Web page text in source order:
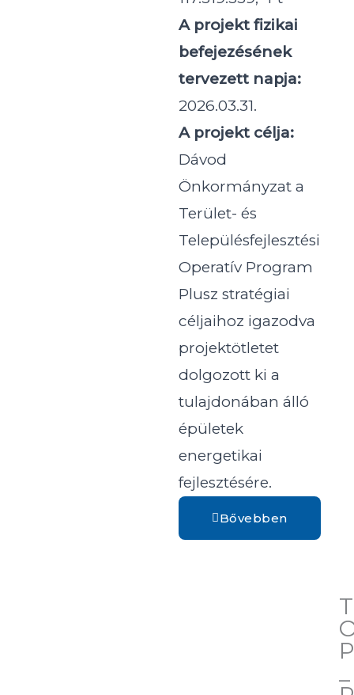
A projekt fizikai
befejezésének
tervezett napja:
2026.03.31.
A projekt célja:
Dávod
Önkormányzat a
Terület- és
Településfejlesztési
Operatív Program
Plusz stratégiai
céljaihoz igazodva
projektötletet
dolgozott ki a
tulajdonában álló
épületek
energetikai
fejlesztésére.
Bővebben
T
P
_